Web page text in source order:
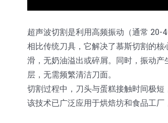
超声波切割是利用高频振动（通常 20-
相比传统刀具，它解决了慕斯切割的
滑，无奶油溢出或碎屑。同时，振动
层，无需频繁清洁刀面。
切割过程中，刀头与蛋糕接触时间极
该技术已广泛应用于烘焙坊和食品工厂